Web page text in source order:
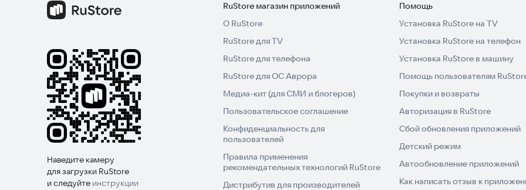
Наведите камеру
для загрузки RuStore
и следуйте инструкции
RuStore магазин приложений
О RuStore
RuStore для TV
RuStore для телефона
RuStore для ОС Аврора
Медиа-кит (для СМИ и блогеров)
Пользовательское соглашение
Конфиденциальность для
пользователей
Правила применения
рекомендательных технологий RuStore
Дистрибутив для производителей
Помощь
Установка RuStore на TV
Установка RuStore на телефон
Установка RuStore в машину
Помощь пользователям
Покупки и возвраты
Авторизация в RuStore
Сбой обновления приложений
Детский режим
Автообновление приложений
Как написать отзыв к